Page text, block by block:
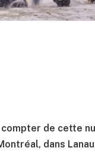
de cette
dans